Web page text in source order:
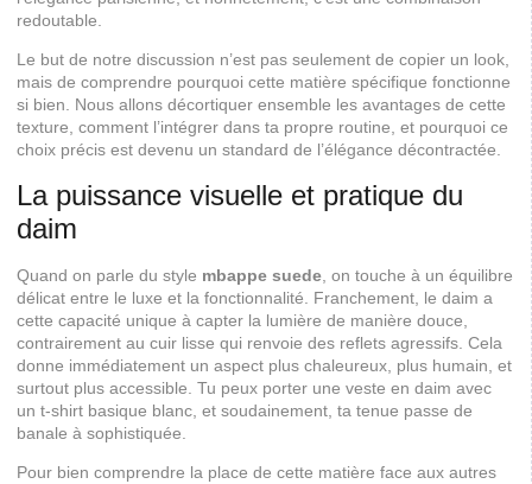
redoutable.
Le but de notre discussion n’est pas seulement de copier un look,
mais de comprendre pourquoi cette matière spécifique fonctionne
si bien. Nous allons décortiquer ensemble les avantages de cette
texture, comment l’intégrer dans ta propre routine, et pourquoi ce
choix précis est devenu un standard de l’élégance décontractée.
La puissance visuelle et pratique du
daim
Quand on parle du style mbappe suede , on touche à un équilibre
délicat entre le luxe et la fonctionnalité. Franchement, le daim a
cette capacité unique à capter la lumière de manière douce,
contrairement au cuir lisse qui renvoie des reflets agressifs. Cela
donne immédiatement un aspect plus chaleureux, plus humain, et
surtout plus accessible. Tu peux porter une veste en daim avec
un t-shirt basique blanc, et soudainement, ta tenue passe de
banale à sophistiquée.
Pour bien comprendre la place de cette matière face aux autres